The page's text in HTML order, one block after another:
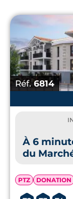
Réf.6814
À 6
du
PTZ DONATION